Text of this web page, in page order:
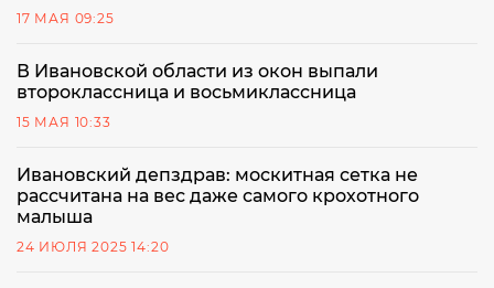
17 МАЯ 09:25
В Ивановской области из окон выпали
второклассница и восьмиклассница
15 МАЯ 10:33
Ивановский депздрав: москитная сетка не
рассчитана на вес даже самого крохотного
малыша
24 ИЮЛЯ 2025 14:20